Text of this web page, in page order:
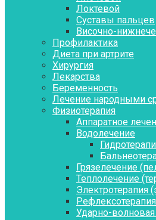
Локтевой
Суставы пальцев
Височно-
Профилактика
Диета при артрите
Хирургия
Лекарства
Беременность
Лечение народными
Физиотерапия
Аппаратное
Водолечение
Грязелечение
Теплолечение
Электротерапия
Рефлексотерапия
Ударно-волновая